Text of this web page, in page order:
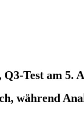
Test am 5.
während